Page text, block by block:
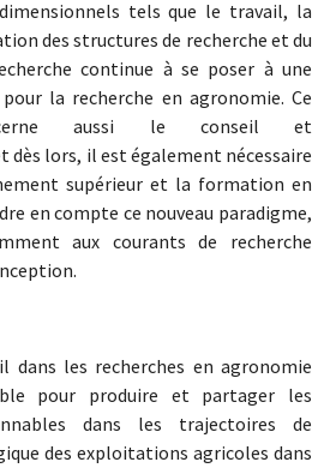
tels que le travail, la
des structures de recherche et du
continue à se poser à une
la recherche en agronomie. Ce
aussi le conseil et
dès lors, il est également nécessaire
supérieur et la formation en
en compte ce nouveau paradigme,
aux courants de recherche
dans les recherches en agronomie
pour produire et partager les
dans les trajectoires de
des exploitations agricoles dans